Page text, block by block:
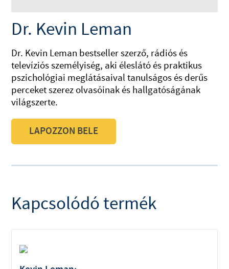
Dr. Kevin Leman
Dr. Kevin Leman bestseller szerző, rádiós és
televíziós személyiség, aki éleslátó és praktikus
pszichológiai meglátásaival tanulságos és derűs
perceket szerez olvasóinak és hallgatóságának
világszerte.
LAPOZZON BELE
Kapcsolódó termék